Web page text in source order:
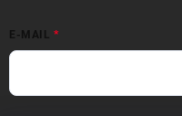
E-MAIL